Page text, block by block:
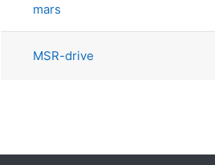
mars
MSR-drive